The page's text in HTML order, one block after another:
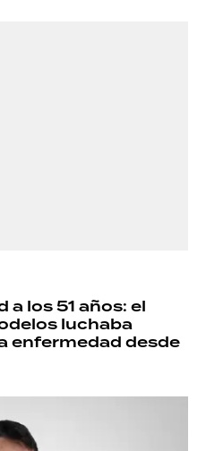
a los 51 años: el
luchaba
enfermedad desde